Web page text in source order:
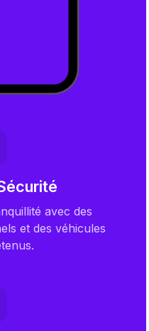
avec des
et des véhicules